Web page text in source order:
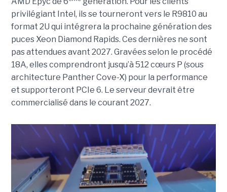
privilégiant Intel, ils se tourneront vers le R9810 au
format 2U qui intégrera la prochaine génération des
puces Xeon Diamond Rapids. Ces dernières ne sont
pas attendues avant 2027. Gravées selon le procédé
18A, elles comprendront jusqu’à 512 cœurs P (sous
architecture Panther Cove-X) pour la performance
et supporteront PCIe 6. Le serveur devrait être
commercialisé dans le courant 2027.